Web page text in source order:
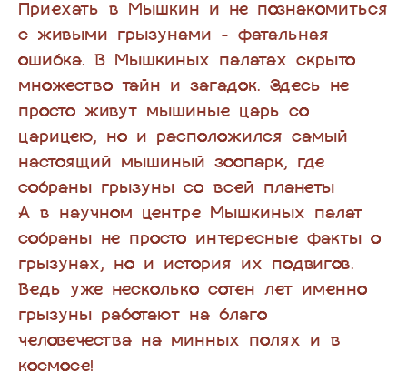
Приехать в Мышкин и не познакомиться
с живыми грызунами - фатальная
ошибка. В Мышкиных палатах скрыто
множество тайн и загадок. Здесь не
просто живут мышиные царь со
царицею, но и расположился самый
настоящий мышиный зоопарк, где
собраны грызуны со всей планеты
А в научном центре Мышкиных палат
собраны не просто интересные факты о
грызунах, но и история их подвигов.
Ведь уже несколько сотен лет именно
грызуны работают на благо
человечества на минных полях и в
космосе!